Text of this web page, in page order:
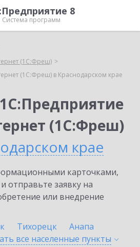
8
Система программ
(1С:Фреш)
(1С:Фреш) в Краснодарском крае
(1С:Фреш)
крае
карточками,
отправьте заявку на
или внедрение
Тихорецк
Анапа
все населенные пункты